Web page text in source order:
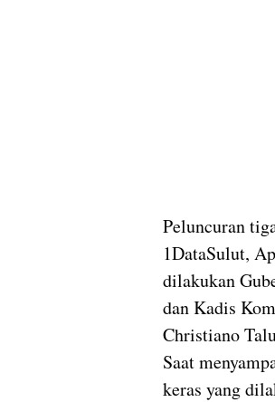
Peluncuran
1DataSulut,
dilakukan
dan Kadis
Christiano
Saat
keras yang